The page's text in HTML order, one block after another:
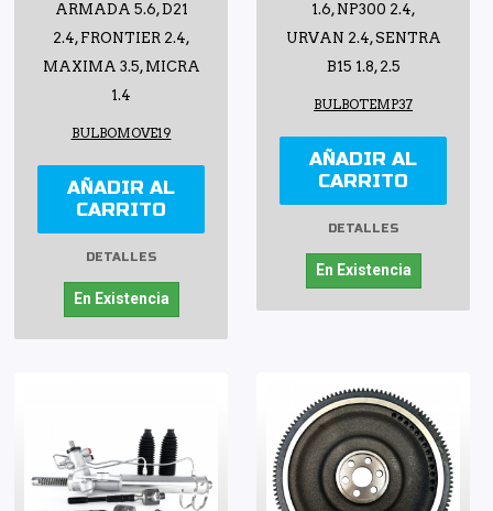
ARMADA 5.6, D21
2.4, FRONTIER 2.4,
MAXIMA 3.5, MICRA
1.4
BULBOMOVE19
AÑADIR AL
CARRITO
DETALLES
En Existencia
1.6, NP300 2.4,
URVAN 2.4, SENTRA
B15 1.8, 2.5
BULBOTEMP37
AÑADIR AL
CARRITO
DETALLES
En Existencia